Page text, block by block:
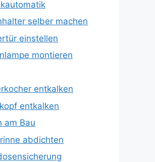
selber machen
einstellen
montieren
entkalken
entkalken
am Bau
abdichten